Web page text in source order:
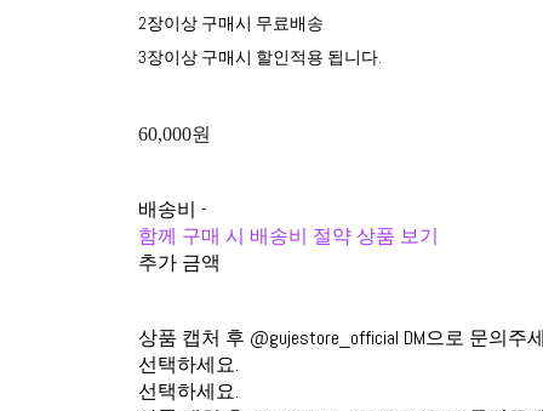
2장이상 구매시 무료배송
3장이상 구매시 할인적용 됩니다.
60,000원
배송비-
함께 구매 시 배송비 절약 상품 보기
추가 금액
상품 캡처 후 @gujestore_official DM으로 문의주
선택하세요.
선택하세요.